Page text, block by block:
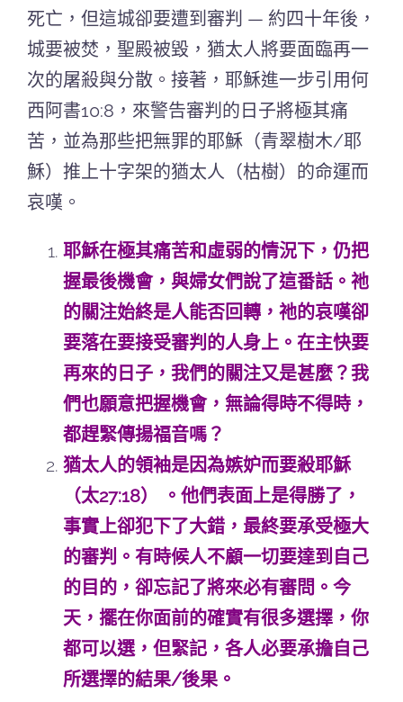
死亡，但這城卻要遭到審判 — 約四十年後，
城要被焚，聖殿被毀，猶太人將要面臨再一
次的屠殺與分散。接著，耶穌進一步引用何
西阿書10:8，來警告審判的日子將極其痛
苦，並為那些把無罪的耶穌（青翠樹木/耶
穌）推上十字架的猶太人（枯樹）的命運而
哀嘆。
耶穌在極其痛苦和虛弱的情況下，仍把
握最後機會，與婦女們說了這番話。祂
的關注始終是人能否回轉，祂的哀嘆卻
要落在要接受審判的人身上。在主快要
再來的日子，我們的關注又是甚麼？我
們也願意把握機會，無論得時不得時，
都趕緊傳揚福音嗎？
猶太人的領袖是因為嫉妒而要殺耶穌
（太27:18） 。他們表面上是得勝了，
事實上卻犯下了大錯，最終要承受極大
的審判。有時候人不顧一切要達到自己
的目的，卻忘記了將來必有審問。今
天，擺在你面前的確實有很多選擇，你
都可以選，但緊記，各人必要承擔自己
所選擇的結果/後果。